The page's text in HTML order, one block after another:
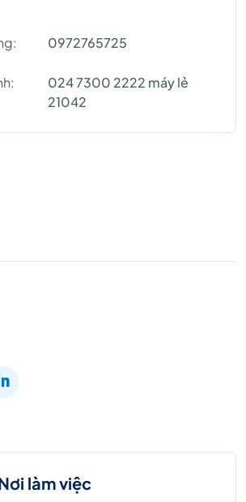
0972765725
024 7300 2222 máy lẻ
21042
làm việc